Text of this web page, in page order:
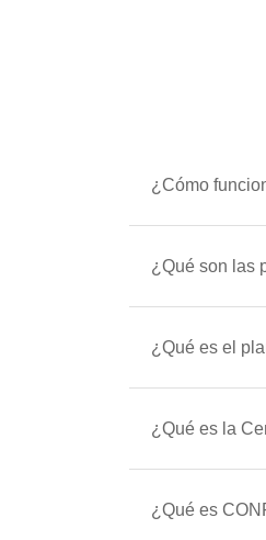
¿Cómo
¿Qué son las
¿Qué es el
¿Qué es la
¿Qué es